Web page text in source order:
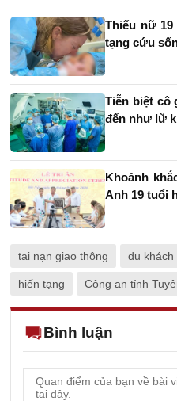
Thiếu nữ
tạng cứu
Tiễn biệt cô
đến như lữ
Khoảnh
Anh 19 tuổi
tai nạn giao thông du
hiến tạng Công an tỉnh
Bình luận